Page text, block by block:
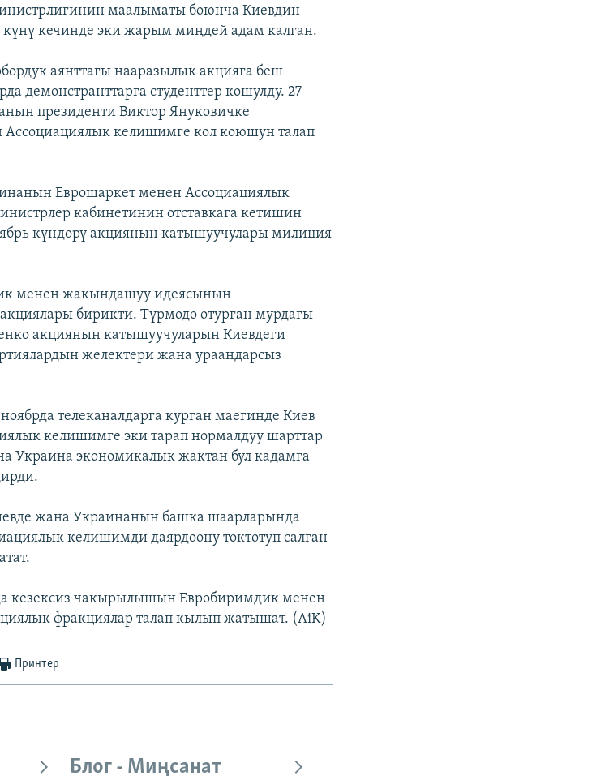
маалыматы боюнча Киевдин
кечинде эки жарым миңдей адам калган.
аянттагы нааразылык акцияга беш
демонстранттарга студенттер кошулду. 27-
президенти Виктор Януковичке
келишимге кол коюшун талап
Еврошаркет менен Ассоциациялык
кабинетинин отставкага кетишин
күндөрү акциянын катышуучулары милиция
менен жакындашуу идеясынын
бирикти. Түрмөдө отурган мурдагы
акциянын катышуучуларын Киевдеги
желектери жана ураандарсыз
телеканалдарга курган маегинде Киев
келишимге эки тарап нормалдуу шарттар
Украина экономикалык жактан бул кадамга
жана Украинанын башка шаарларында
келишимди даярдоону токтотуп салган
кезексиз чакырылышын Евробиримдик менен
фракциялар талап кылып жатышат. (AiK)
Принтер
Блог - Миңсанат